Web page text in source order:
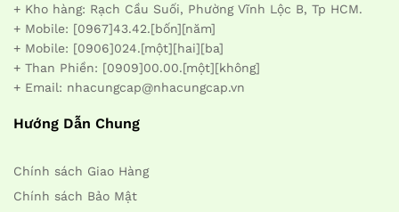
+ Kho hàng: Rạch Cầu Suối, Phường Vĩnh Lộc B, Tp HCM.
+ Mobile: [0967]43.42.[bốn][năm]
+ Mobile: [0906]024.[một][hai][ba]
+ Than Phiền: [0909]00.00.[một][không]
+ Email: nhacungcap@nhacungcap.vn
Hướng Dẫn Chung
Chính sách Giao Hàng
Chính sách Bảo Mật